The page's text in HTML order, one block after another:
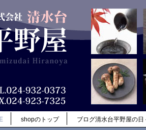
shopのトップ ブログ清水台平野屋の日